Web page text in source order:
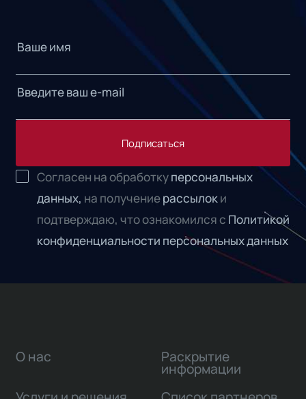
Подписаться
Согласен на обработкуперсональных
данных, на получениерассылоки
подтверждаю, что ознакомился с Политикой
конфиденциальности персональных данных
О нас Раскрытие
информации